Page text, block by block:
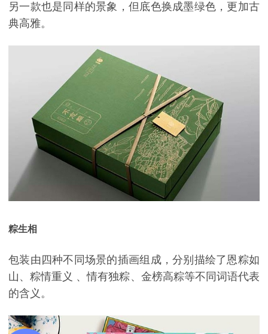
另一款也是同样的景象，但底色换成墨绿色，更加古
典高雅。
粽生相
包装由四种不同场景的插画组成，分别描绘了恩粽如
山、粽情重义 、情有独粽、金榜高粽等不同词语代表
的含义。